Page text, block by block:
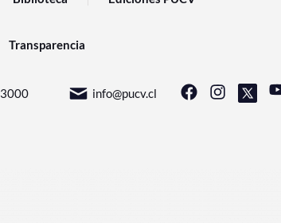
Transparencia
info@pucv.cl